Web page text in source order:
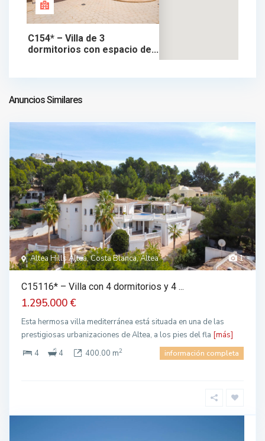
C154* – Villa de 3
dormitorios con espacio de...
950.000 €
Anuncios Similares
1
Altea Hills Altea, Costa Blanca, Altea
C15116* – Villa con 4 dormitorios y 4 ...
1.295.000 €
Esta hermosa villa mediterránea está situada en una de las
prestigiosas urbanizaciones de Altea, a los pies del fla [más]
4
4 400.00 m2 información completa